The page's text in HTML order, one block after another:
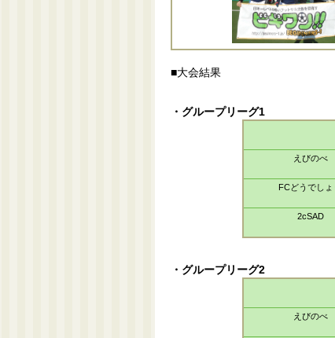
■大会結果
・グループリーグ1
えびのべ
FCどうでしょ
2cSAD
・グループリーグ2
えびのべ